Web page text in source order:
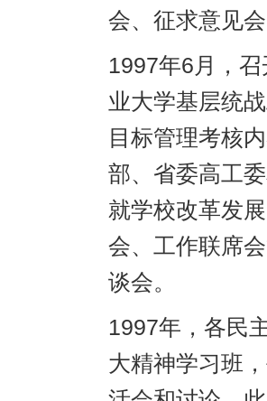
会、征求意见
1997年6月，
业大学基层统
目标管理考核
部、省委高工
就学校改革发
会、工作联席
谈会。
1997年，各民
大精神学习班